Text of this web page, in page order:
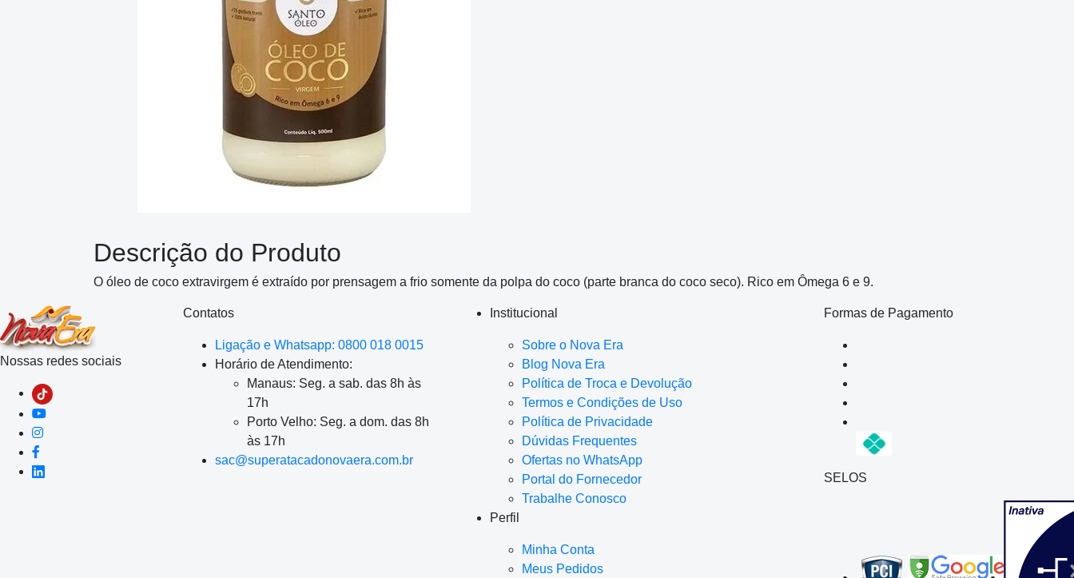
Descrição do Produto
O óleo de coco extravirgem é extraído por prensagem a frio somente da polpa do coco (parte branca do coco seco). Rico em Ômega 6 e 9.
Nossas redes sociais
Contatos
Ligação e Whatsapp: 0800 018 0015
Horário de Atendimento:
Manaus: Seg. a sab. das 8h às
17h
Porto Velho: Seg. a dom. das 8h
às 17h
sac@superatacadonovaera.com.br
Institucional
Sobre o Nova Era
Blog Nova Era
Política de Troca e Devolução
Termos e Condições de Uso
Política de Privacidade
Dúvidas Frequentes
Ofertas no WhatsApp
Portal do Fornecedor
Trabalhe Conosco
Perfil
Minha Conta
Meus Pedidos
Formas de Pagamento
SELOS